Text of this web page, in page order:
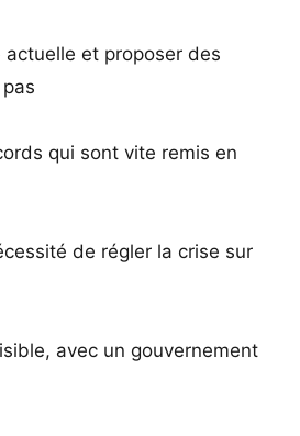
et proposer des
qui sont vite remis en
de régler la crise sur
avec un gouvernement